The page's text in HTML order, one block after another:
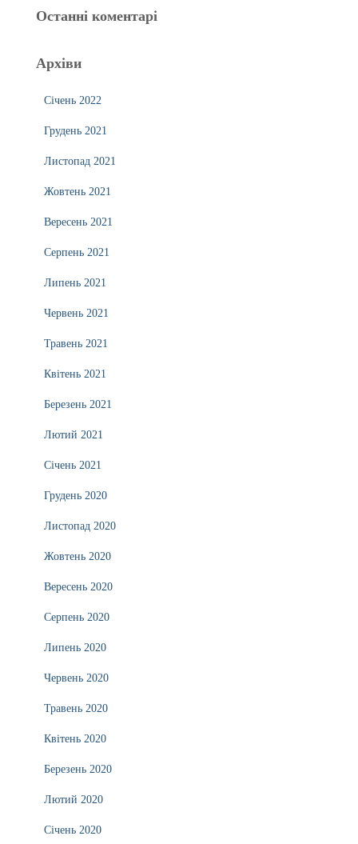
Останні коментарі
Архіви
Січень 2022
Грудень 2021
Листопад 2021
Жовтень 2021
Вересень 2021
Серпень 2021
Липень 2021
Червень 2021
Травень 2021
Квітень 2021
Березень 2021
Лютий 2021
Січень 2021
Грудень 2020
Листопад 2020
Жовтень 2020
Вересень 2020
Серпень 2020
Липень 2020
Червень 2020
Травень 2020
Квітень 2020
Березень 2020
Лютий 2020
Січень 2020